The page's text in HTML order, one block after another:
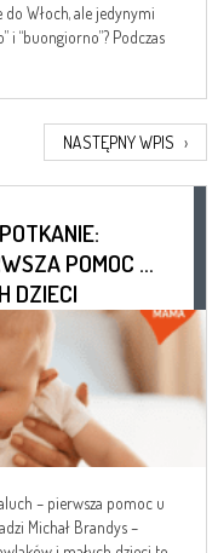
do Włoch, ale jedynymi
i “buongiorno”? Podczas
NASTĘPNY WPIS ›
POMOC U
DZIECI
– pierwsza pomoc u
Michał Brandys –